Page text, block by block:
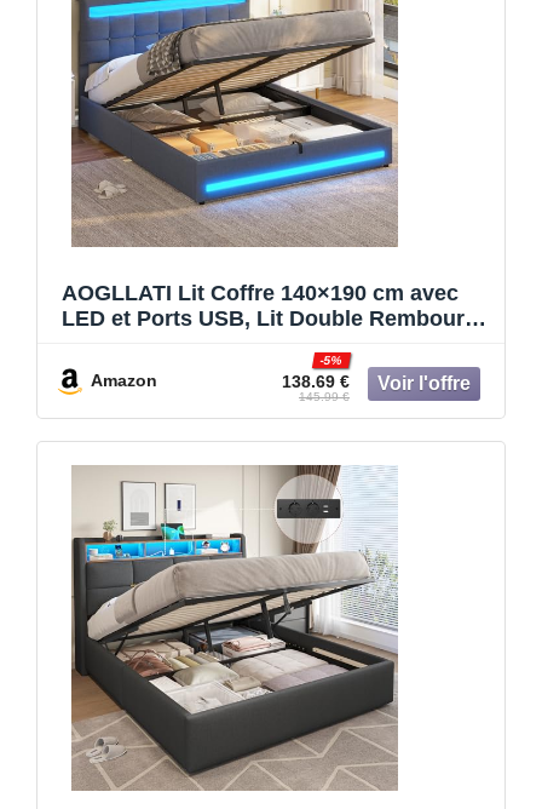
AOGLLATI Lit Coffre 140×190 cm avec
LED et Ports USB, Lit Double Rembourré
réglable en Hauteur, Sommier à Lattes,
Facile à Assembler, Gris Foncé（sans
Matela）
Amazon 138.69 €
-5%
145.99 €